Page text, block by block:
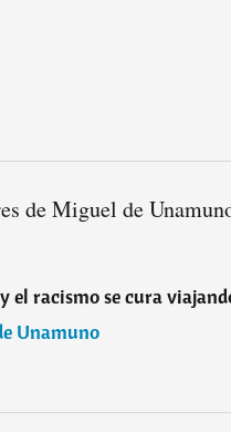
de Miguel de
el racismo se cura
Unamuno